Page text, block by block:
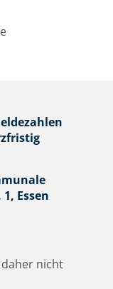
Essen
nicht